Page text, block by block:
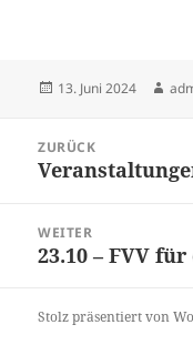
Veröffentlicht
13. Juni 2024
ZURÜCK
Vorheriger
WEITER
Nächster
23.10 – FVV für
Stolz präsentiert von